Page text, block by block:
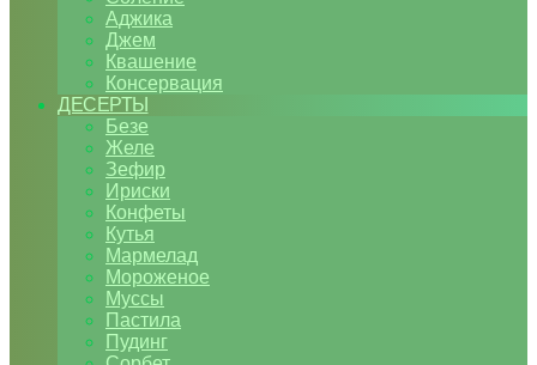
Аджика
Джем
Квашение
Консервация
ДЕСЕРТЫ
Безе
Желе
Зефир
Ириски
Конфеты
Кутья
Мармелад
Мороженое
Муссы
Пастила
Пудинг